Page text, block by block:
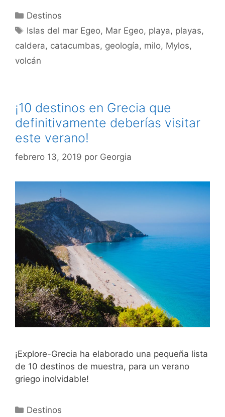
Categorías
Destinos
Etiquetas
Islas del mar Egeo, Mar Egeo, playa, playas,
caldera, catacumbas, geología, milo, Mylos,
volcán
¡10 destinos en Grecia que
definitivamente deberías visitar
este verano!
febrero 13, 2019 por Georgia
¡Explore-Grecia ha elaborado una pequeña lista
de 10 destinos de muestra, para un verano
griego inolvidable!
Categorías
Destinos